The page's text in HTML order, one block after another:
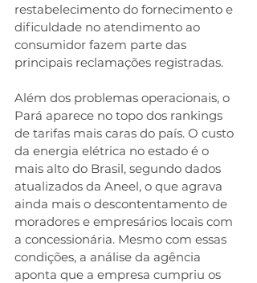
restabelecimento do fornecimento e
dificuldade no atendimento ao
consumidor fazem parte das
principais reclamações registradas.
Além dos problemas operacionais, o
Pará aparece no topo dos rankings
de tarifas mais caras do país. O custo
da energia elétrica no estado é o
mais alto do Brasil, segundo dados
atualizados da Aneel, o que agrava
ainda mais o descontentamento de
moradores e empresários locais com
a concessionária. Mesmo com essas
condições, a análise da agência
aponta que a empresa cumpriu os